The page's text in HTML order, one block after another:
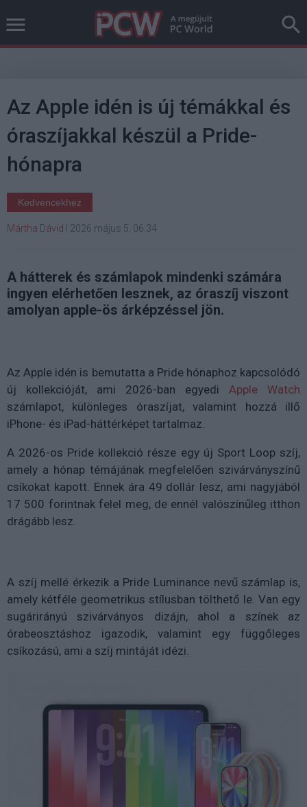
Az Apple idén is új témákkal és
óraszíjakkal készül a Pride-
hónapra
Kedvencekhez
Mártha Dávid 2026 május 5. 06:34
A hátterek és számlapok mindenki számára
ingyen elérhetően lesznek, az óraszíj viszont
amolyan apple-ös árképzéssel jön.
Az Apple idén is bemutatta a Pride hónaphoz kapcsolódó
új kollekcióját, ami 2026-ban egyedi Apple Watch
számlapot, különleges óraszíjat, valamint hozzá illő
iPhone- és iPad-háttérképet tartalmaz.
A 2026-os Pride kollekció része egy új Sport Loop szíj,
amely a hónap témájának megfelelően szivárványszínű
csíkokat kapott. Ennek ára 49 dollár lesz, ami nagyjából
17 500 forintnakfelel meg, de ennél valószínűleg itthon
drágább lesz.
A szíj mellé érkezik a Pride Luminance nevű számlap is,
amely kétféle geometrikus stílusban tölthető le. Van egy
sugárirányú szivárványos dizájn, ahol a színek az
órabeosztáshoz igazodik, valamint egy függőleges
csíkozású, ami a szíj mintáját idézi.